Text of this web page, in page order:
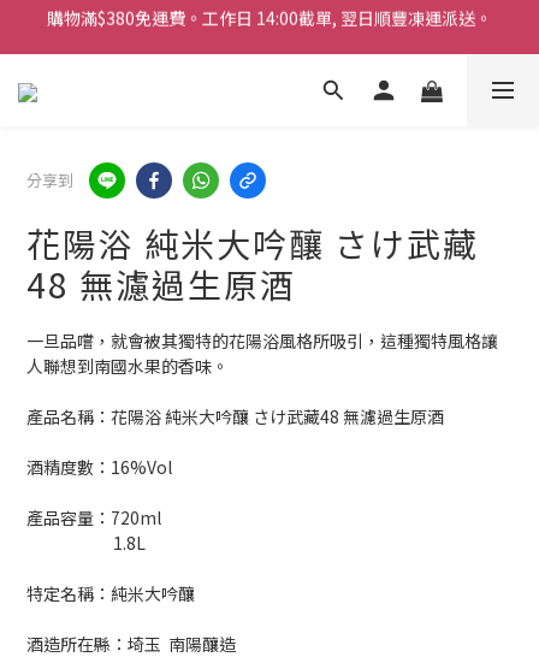
購物滿$380免運費。工作日 14:00截單, 翌日順豐凍運派送。
「720ml 清酒自由配 (Mix & Match)」$698 任選 4 支
消費滿$1000 即送六罐六甲啤酒
購物滿$380免運費。工作日 14:00截單, 翌日順豐凍運派送。
分享到
花陽浴 純米大吟釀 さけ武藏
48 無濾過生原酒
一旦品嚐，就會被其獨特的花陽浴風格所吸引，這種獨特風格讓
人聯想到南國水果的香味。
產品名稱：花陽浴 純米大吟釀 さけ武藏48 無濾過生原酒
酒精度數：16%Vol
產品容量：720ml
                        1.8L
特定名稱：純米大吟釀
酒造所在縣：埼玉  南陽釀造